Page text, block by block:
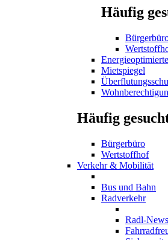
Häufig
Mietspiegel
Häufig
Bürgerbüro
Wertstoffhof
Verkehr & Mobilität
Bus und Bahn
Radverkehr
Radl-News